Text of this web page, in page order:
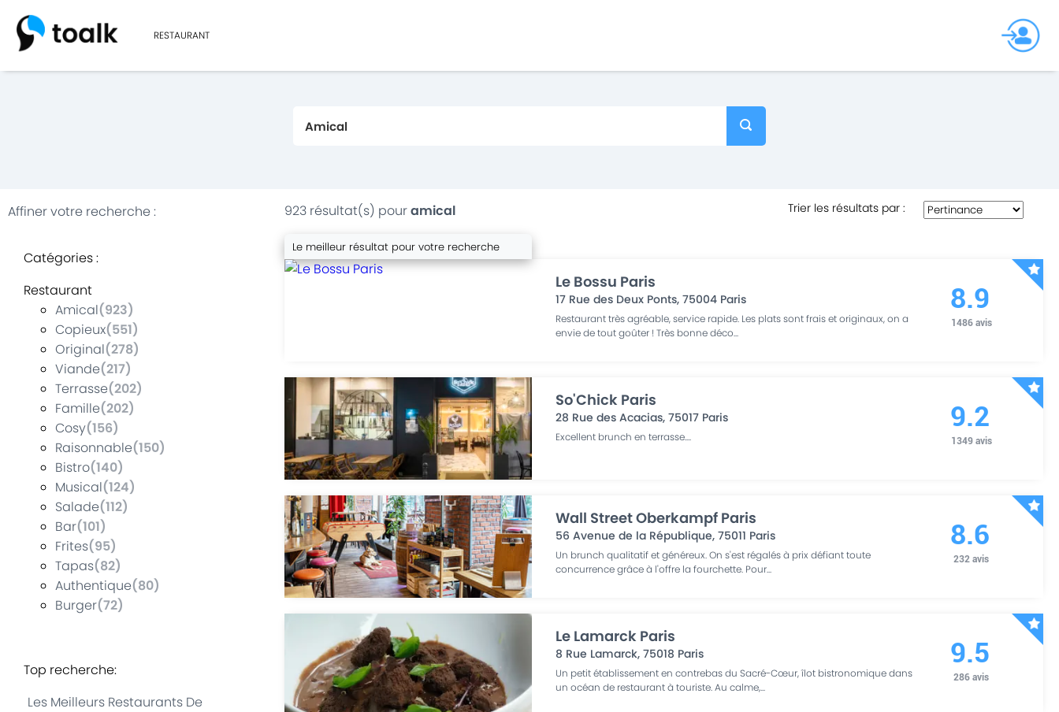
RESTAURANT
Affiner votre recherche: 923 résultat(s) pouramical Trier les résultats par:
Catégories:
Restaurant
Amical(923)
Copieux(551)
Original(278)
Viande(217)
Terrasse(202)
Famille(202)
Cosy(156)
Raisonnable(150)
Bistro(140)
Musical(124)
Salade(112)
Bar(101)
Frites(95)
Tapas(82)
Authentique(80)
Burger(72)
Top recherche:
Les Meilleurs Restaurants De
Le meilleur résultat pour votre recherche
Le Bossu Paris
17 Rue des Deux Ponts,75004 Paris
Restaurant très agréable, service rapide. Les plats sont frais et originaux, on a
envie de tout goûter ! Très bonne déco...
8.9
1486 avis
So'Chick Paris
28 Rue des Acacias,75017 Paris
Excellent brunch en terrasse....
9.2
1349 avis
Wall Street Oberkampf Paris
56 Avenue de la République,75011 Paris
Un brunch qualitatif et généreux. On s'est régalés à prix défiant toute
concurrence grâce à l'offre la fourchette. Pour...
8.6
232 avis
Le Lamarck Paris
8 Rue Lamarck,75018 Paris
Un petit établissement en contrebas du Sacré-Cœur, îlot bistronomique dans
un océan de restaurant à touriste. Au calme,...
9.5
286 avis